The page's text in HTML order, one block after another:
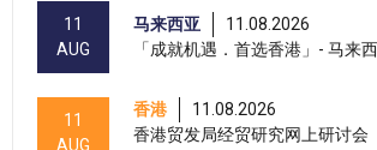
11
AUG
马来西亚
11.08.2026
「成就机遇．首选香港」- 马来
11
AUG
香港
11.08.2026
香港贸发局经贸研究网上研讨会